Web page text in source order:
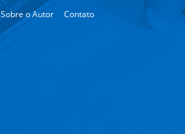
Sobre o Autor Contato